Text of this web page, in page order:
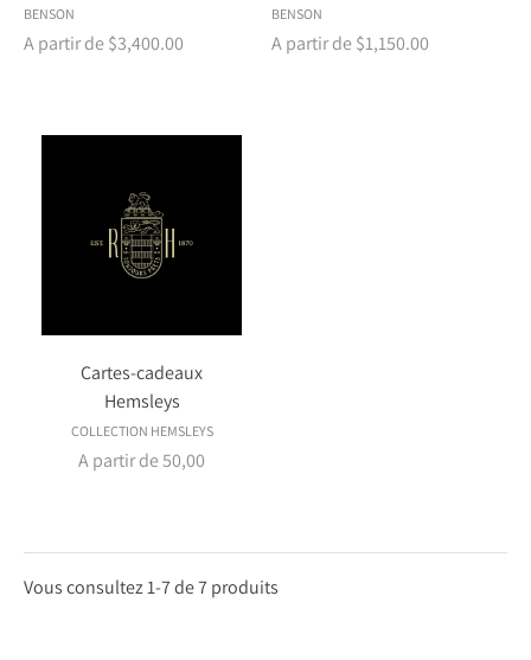
Cartes-cadeaux
Hemsleys
COLLECTION HEMSLEYS
A partir de 50,00
BENSON
A partir de $3,400.00
BENSON
A partir de $1,150.00
Vous consultez 1-7 de 7 produits